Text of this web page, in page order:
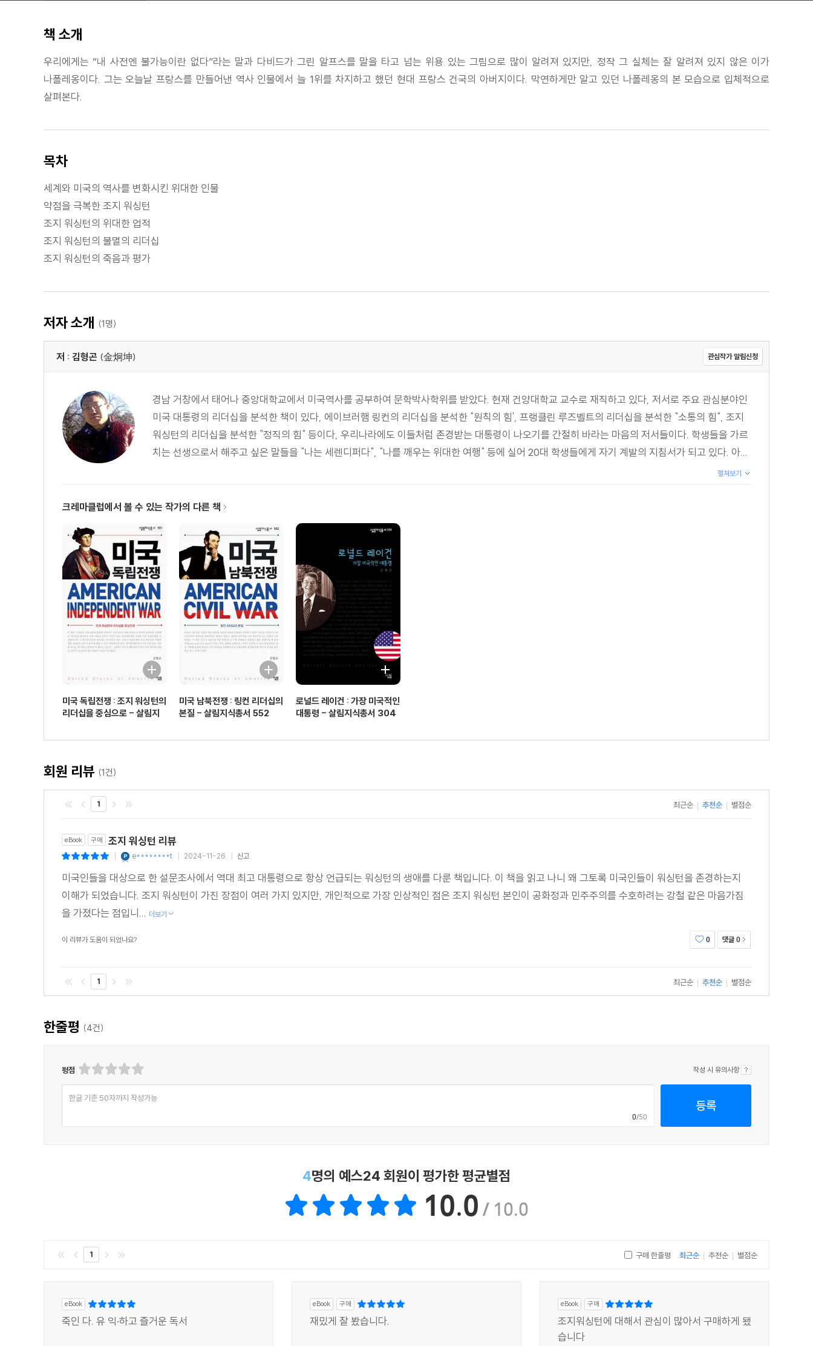
책 소개
우리에게는 “내 사전엔 불가능이란 없다”라는 말과 다비드가 그린 알프스를 말을 타고 넘는 위용 있는 그림으로 많이 알려져 있지만, 정작 그 실체는 잘 알려져 있지 않은 이가
나폴레옹이다. 그는 오늘날 프랑스를 만들어낸 역사 인물에서 늘 1위를 차지하고 했던 현대 프랑스 건국의 아버지이다. 막연하게만 알고 있던 나폴레옹의 본 모습으로 입체적으로
살펴본다.
목차
세계와 미국의 역사를 변화시킨 위대한 인물
약점을 극복한 조지 워싱턴
조지 워싱턴의 위대한 업적
조지 워싱턴의 불멸의 리더십
조지 워싱턴의 죽음과 평가
저자 소개 (1명)
저 : 김형곤 (金炯坤) 관심작가 알림신청
경남 거창에서 태어나 중앙대학교에서 미국역사를 공부하여 문학박사학위를 받았다. 현재 건양대학교 교수로 재직하고 있다, 저서로 주요 관심분야인
미국 대통령의 리더십을 분석한 책이 있다, 에이브러햄 링컨의 리더십을 분석한 "원칙의 힘', 프랭클린 루즈벨트의 리더십을 분석한 "소통의 힘", 조지
워싱턴의 리더십을 분석한 "정직의 힘" 등이다, 우리나라에도 이들처럼 존경받는 대통령이 나오기를 간절히 바라는 마음의 저서들이다. 학생들을 가르
치는 선생으로서 해주고 싶은 말들을 "나는 세렌디퍼다", "나를 깨우는 위대한 여행" 등에 실어 20대 학생들에게 자기 계발의 지침서가 되고 있다. 아...
펼쳐보기
크레마클럽에서 볼 수 있는 작가의 다른 책
미국 독립전쟁 : 조지 워싱턴의
리더십을 중심으로 - 살림지
미국 남북전쟁 : 링컨 리더십의
본질 - 살림지식총서 552
로널드 레이건 : 가장 미국적인
대통령 - 살림지식총서 304
회원 리뷰 (1건)
1 최근순 추천순 별점순
eBook 구매 조지 워싱턴 리뷰
e********t 2024-11-26 신고
미국인들을 대상으로 한 설문조사에서 역대 최고 대통령으로 항상 언급되는 워싱턴의 생애를 다룬 책입니다. 이 책을 읽고 나니 왜 그토록 미국인들이 워싱턴을 존경하는지
이해가 되었습니다. 조지 워싱턴이 가진 장점이 여러 가지 있지만, 개인적으로 가장 인상적인 점은 조지 워싱턴 본인이 공화정과 민주주의를 수호하려는 강철 같은 마음가짐
을 가졌다는 점입니... 더보기
이 리뷰가 도움이 되었나요? 0 댓글 0
1 최근순 추천순 별점순
한줄평 (4건)
평점 작성 시 유의사항
한글 기준 50자까지 작성가능
0/50
등록
4명의 예스24 회원이 평가한 평균별점
10.0 / 10.0
1 구매 한줄평 최근순 추천순 별점순
eBook
죽인 다. 유 익·하고 즐거운 독서
eBook 구매
재밌게 잘 봤습니다.
eBook 구매
조지워싱턴에 대해서 관심이 많아서 구매하게 됐
습니다